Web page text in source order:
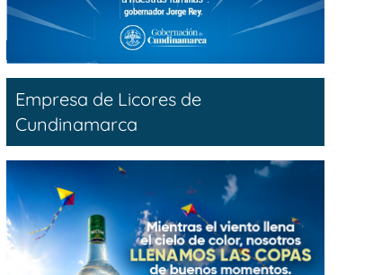
Empresa de Licores de
Cundinamarca